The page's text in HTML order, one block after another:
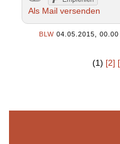
Als Mail versenden
BLW 04.05.2015, 00.00
(1) [2]